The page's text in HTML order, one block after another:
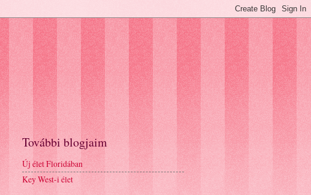
További blogjaim
Új élet Floridában
Key West-i élet